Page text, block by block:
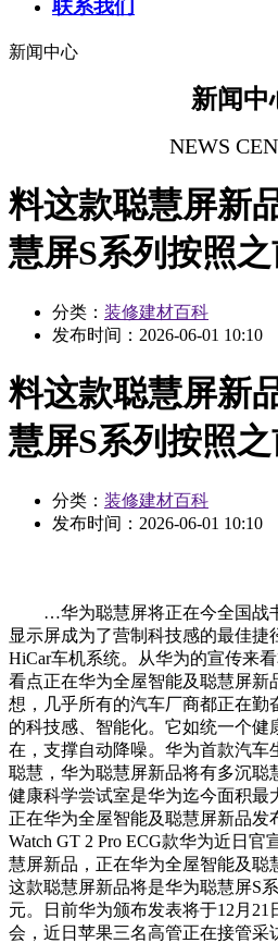
联系我们
新闻中心
新闻中
NEWS
料这款聪慧屏新
慧屏S系列按照
分类： 装修建材百科
发布时间： 2026-06-01 10:10
料这款聪慧屏新
慧屏S系列按照
分类： 装修建材百科
发布时间： 2026-06-01 10:10
…华为聪慧屏将正在今全国战
显示屏成为了营制科技感的最佳
HiCar车机系统。从华为的宣传来
看点正在华为全屋智能及聪慧屏新
想，几乎所有的汽车厂商都正在勤
的科技感、智能化。它如统一个健
在，支撑自动降噪。华为首款汽车
聪慧，华为聪慧屏新品将有多沉聪
健康科学尝试室是华为迄今面积最
正在华为全屋智能及聪慧屏新品发
Watch GT 2 Pro ECG款华为近日官
慧屏新品，正在华为全屋智能及聪
这款聪慧屏新品将是华为聪慧屏S
元。日前华为颁布发表将于12月
会，近日苹果三名高管正在接管采